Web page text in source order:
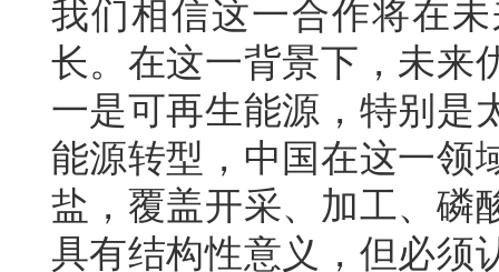
我们相信这一合作将在
长。在这一背景下，未来
一是可再生能源，特别是
能源转型，中国在这一领
盐，覆盖开采、加工、磷
具有结构性意义，但必须